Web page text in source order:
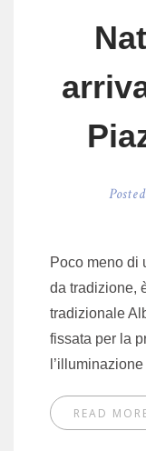
Poco meno di
da tradizione,
tradizionale
fissata per la
READ